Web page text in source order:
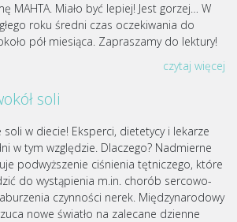
MAHTA. Miało być lepiej! Jest gorzej… W
roku średni czas oczekiwania do
pół miesiąca. Zapraszamy do lektury!
czytaj więcej
soli
soli w diecie! Eksperci, dietetycy i lekarze
w tym względzie. Dlaczego? Nadmierne
podwyższenie ciśnienia tętniczego, które
do wystąpienia m.in. chorób sercowo-
czynności nerek. Międzynarodowy
nowe światło na zalecane dzienne